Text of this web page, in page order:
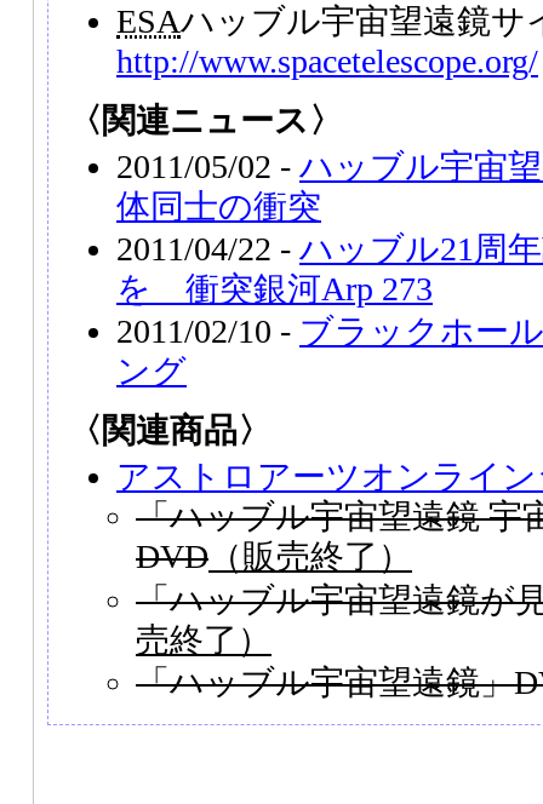
ESAハッブル宇宙望遠鏡サ
http://www.spacetelescope.org/
〈関連ニュース〉
2011/05/02 - ハッブル宇宙
体同士の衝突
2011/04/22 - ハッブル21周
を 衝突銀河Arp 273
2011/02/10 - ブラックホー
ング
〈関連商品〉
アストロアーツオンライ
「ハッブル宇宙望遠鏡 宇
DVD （販売終了）
「ハッブル宇宙望遠鏡が
売終了）
「ハッブル宇宙望遠鏡」